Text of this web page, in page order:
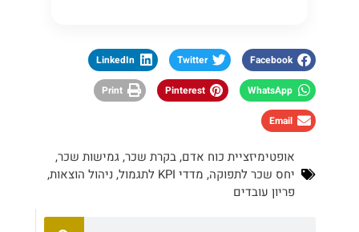
Facebook
Twitter
LinkedIn
WhatsApp
Pinterest
Print
Email
אופטימיזציית כוח אדם,בקרת שכר, גמישות שכר,
יחס שכר לתפוקה, מדדי KPI לתגמול , ניהול הוצאות,
פריון עובדים